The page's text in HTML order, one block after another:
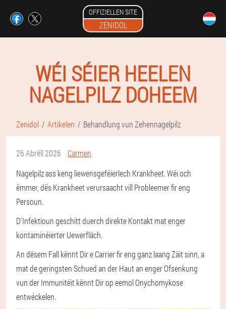
OFFIZIELLEN SITE
ZENIDOL
WÉI SÉIER HEELEN
NAGELPILZ DOHEEM
Zenidol Artikelen Behandlung vun Zehennagelpilz
26 Abrëll 2026
Carmen
Nagelpilz ass keng liewensgeféierlech Krankheet. Wéi och
ëmmer, dës Krankheet verursaacht vill Probleemer fir eng
Persoun.
D'Infektioun geschitt duerch direkte Kontakt mat enger
kontaminéierter Uewerfläch.
An dësem Fall kënnt Dir e Carrier fir eng ganz laang Zäit sinn, a
mat de geringsten Schued an der Haut an enger Ofsenkung
vun der Immunitéit kënnt Dir op eemol Onychomykose
entwéckelen.